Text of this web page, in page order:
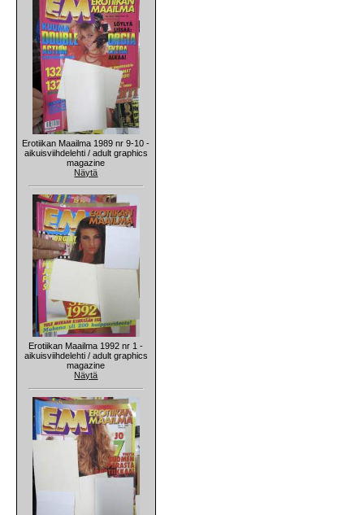
Erotiikan Maailma 1989 nr 9-10 -
aikuisviihdelehti / adult graphics
magazine
Näytä
Erotiikan Maailma 1992 nr 1 -
aikuisviihdelehti / adult graphics
magazine
Näytä